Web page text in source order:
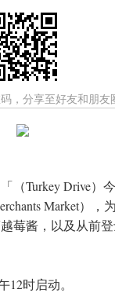
，分享至好友和朋友
（Turkey Drive）
Market），
莓酱，以及从前
时启动。